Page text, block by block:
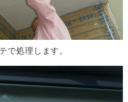
で処理します。